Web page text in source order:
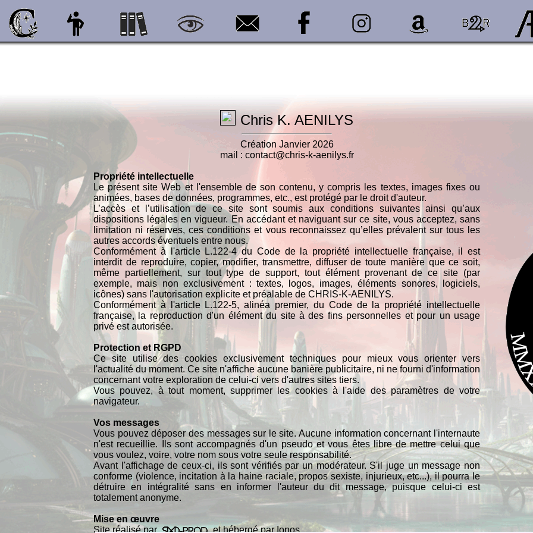
Chris K. AENILYS
Création Janvier 2026
mail : contact@chris-k-aenilys.fr
Propriété intellectuelle
Le présent site Web et l'ensemble de son contenu, y compris les textes, images fixes ou
animées, bases de données, programmes, etc., est protégé par le droit d'auteur.
L’accès et l’utilisation de ce site sont soumis aux conditions suivantes ainsi qu’aux
dispositions légales en vigueur. En accédant et naviguant sur ce site, vous acceptez, sans
limitation ni réserves, ces conditions et vous reconnaissez qu’elles prévalent sur tous les
autres accords éventuels entre nous.
Conformément à l'article L.122-4 du Code de la propriété intellectuelle française, il est
interdit de reproduire, copier, modifier, transmettre, diffuser de toute manière que ce soit,
même partiellement, sur tout type de support, tout élément provenant de ce site (par
exemple, mais non exclusivement : textes, logos, images, éléments sonores, logiciels,
icônes) sans l'autorisation explicite et préalable de CHRIS-K-AENILYS.
Conformément à l'article L.122-5, alinéa premier, du Code de la propriété intellectuelle
française, la reproduction d'un élément du site à des fins personnelles et pour un usage
privé est autorisée.
Protection et RGPD
Ce site utilise des cookies exclusivement techniques pour mieux vous orienter vers
l'actualité du moment. Ce site n'affiche aucune banière publicitaire, ni ne fourni d'information
concernant votre exploration de celui-ci vers d'autres sites tiers.
Vous pouvez, à tout moment, supprimer les cookies à l'aide des paramètres de votre
navigateur.
Vos messages
Vous pouvez déposer des messages sur le site. Aucune information concernant l'internaute
n'est recueillie. Ils sont accompagnés d'un pseudo et vous êtes libre de mettre celui que
vous voulez, voire, votre nom sous votre seule responsabilité.
Avant l'affichage de ceux-ci, ils sont vérifiés par un modérateur. S'il juge un message non
conforme (violence, incitation à la haine raciale, propos sexiste, injurieux, etc...), il pourra le
détruire en intégralité sans en informer l'auteur du dit message, puisque celui-ci est
totalement anonyme.
Mise en œuvre
Site réalisé par
et hébergé par Ionos.